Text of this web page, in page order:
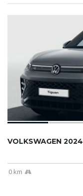
VOLKSWAGEN 2024
0 km